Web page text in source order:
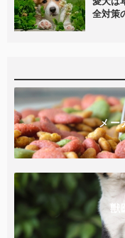
全対策
メー
獣